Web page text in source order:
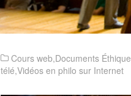
Cours web,Documents Éthique
télé,Vidéos en philo sur Internet